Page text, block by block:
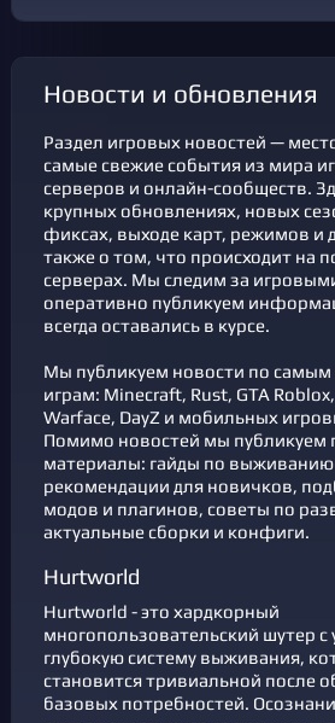
новости и обновления
Раздел игровых новостей —
самые свежие события из мира
серверов и онлайн-сообществ.
крупных обновлениях, новых
фикcах, выходе карт, режимов и
также о том, что происходит на
серверах. Мы следим за
оперативно публикуем
всегда оставались в курсе.
Мы публикуем новости по
играм: Minecraft, Rust, GTA
Warface, DayZ и мобильных
Помимо новостей мы публикуем
материалы: гайды по выживанию
рекомендации для новичков,
модов и плагинов, советы по
актуальные сборки и конфиги.
Hurtworld
Hurtworld - это хардкорный
многопользовательский шутер с
глубокую систему выживания,
становится тривиальной после
базовых потребностей.